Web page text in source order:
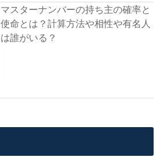
マスターナンバーの持ち主の確率と
使命とは？計算方法や相性や有名人
は誰がいる？